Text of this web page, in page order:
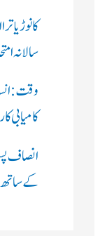
کانوڑ
سالانہ
وقت:
کامیابی
انصاف
کے